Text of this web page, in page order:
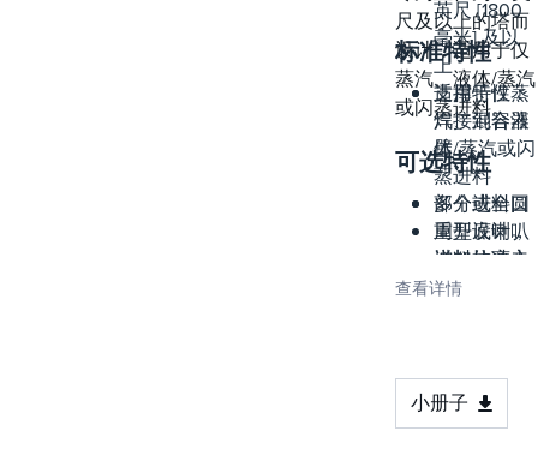
尺及以上的塔而
设计，适用于仅
蒸汽、液体/蒸汽
或闪蒸进料。
英尺 [1800
毫米] 及以
上
支撑特性：
焊接到容器
壁
标准特性
适用于仅蒸
汽、混合液
体/蒸汽或闪
蒸进料
部分或全圆
周开底喇叭
进料的离心
作用将夹带
转向叶片打
破了高进料
可选特性
多个进料口
重型设计，
增加抗冲击
保护
塔的整个闪
蒸区）
查看详情
小册子